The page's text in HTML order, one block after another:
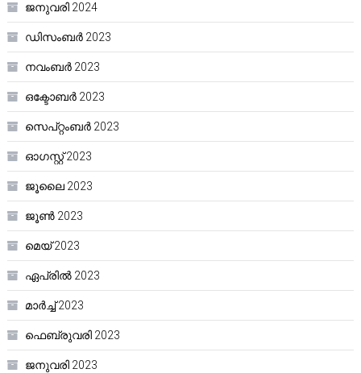
ജനുവരി 2024
ഡിസംബർ 2023
നവംബർ 2023
ഒക്ടോബർ 2023
സെപ്റ്റംബർ 2023
ഓഗസ്റ്റ്‌ 2023
ജൂലൈ 2023
ജൂൺ 2023
മെയ്‌ 2023
ഏപ്രിൽ 2023
മാർച്ച്‌ 2023
ഫെബ്രുവരി 2023
ജനുവരി 2023